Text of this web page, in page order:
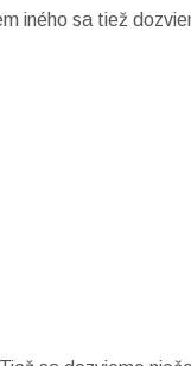
iného sa tiež